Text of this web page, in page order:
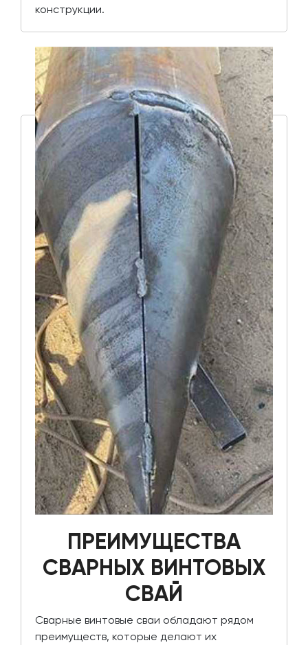
конструкции.
ПРЕИМУЩЕСТВА
СВАРНЫХ ВИНТОВЫХ
СВАЙ
Сварные винтовые сваи обладают рядом
преимуществ, которые делают их